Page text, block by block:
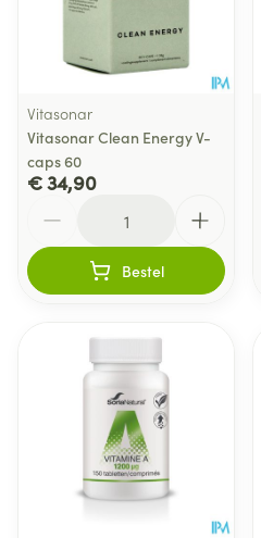
Vitasonar
Vitasonar Clean Energy V-
caps 60
€ 34,90
Bestel